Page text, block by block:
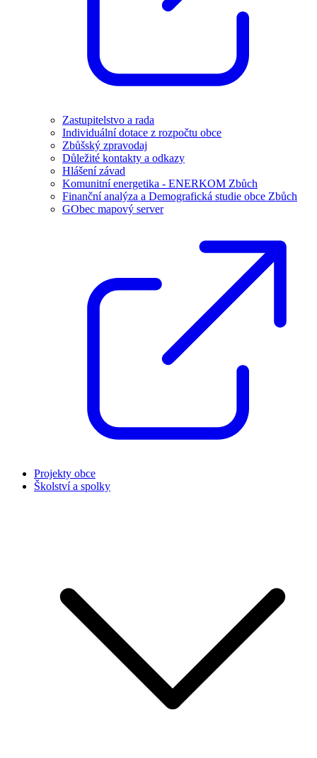
Zastupitelstvo a rada
Individuální dotace z rozpočtu obce
Zbůšský zpravodaj
Důležité kontakty a odkazy
Hlášení závad
Komunitní energetika - ENERKOM Zbůch
Finanční analýza a Demografická studie obce Zbůch
GObec mapový server
Projekty obce
Školství a spolky